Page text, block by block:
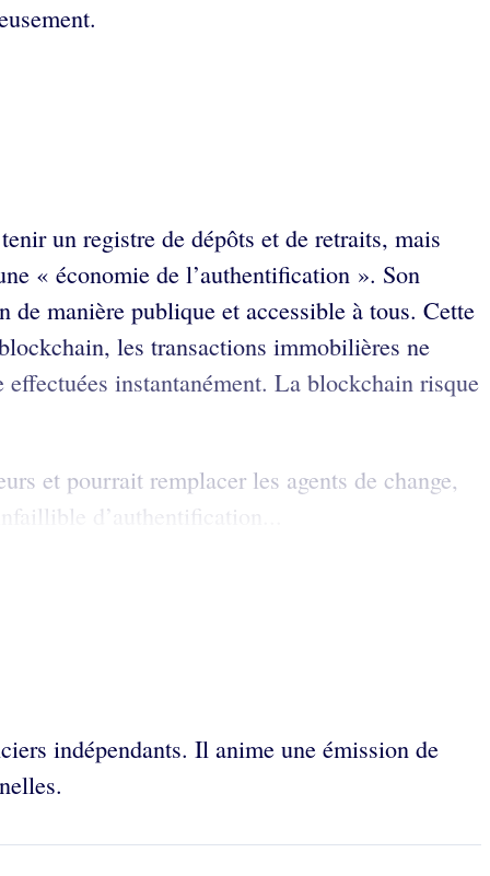
un registre de dépôts et de retraits, mais
« économie de l’authentification ». Son
manière publique et accessible à tous. Cette
les transactions immobilières ne
instantanément. La blockchain risque
et pourrait remplacer les agents de change,
d’authentification...
indépendants. Il anime une émission de